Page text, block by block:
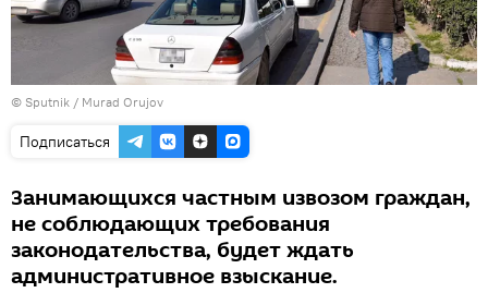
© Sputnik / Murad Orujov
Подписаться
Занимающихся частным извозом граждан,
не соблюдающих требования
законодательства, будет ждать
административное взыскание.